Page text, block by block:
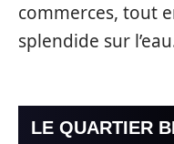
commerces, tout
splendide sur
LE QUARTIER